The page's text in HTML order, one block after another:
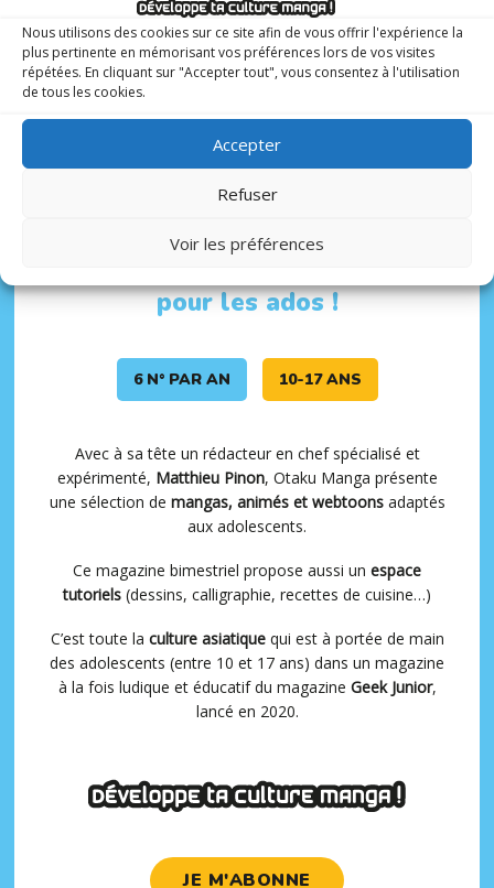
Nous utilisons des cookies sur ce site afin de vous offrir l'expérience la
plus pertinente en mémorisant vos préférences lors de vos visites
répétées. En cliquant sur "Accepter tout", vous consentez à l'utilisation
de tous les cookies.
Accepter
Refuser
Voir les préférences
Otaku Manga :
pour les ados !
6 N° PAR AN 10-17 ANS
Avec à sa tête un rédacteur en chef spécialisé et
expérimenté, Matthieu Pinon, Otaku Manga présente
une sélection de mangas, animés et webtoonsadaptés
aux adolescents.
Ce magazine bimestriel propose aussi un espace
tutoriels (dessins, calligraphie, recettes de cuisine…)
C’est toute la culture asiatiquequi est à portée de main
des adolescents (entre 10 et 17 ans) dans un magazine
à la fois ludique et éducatif du magazine Geek Junior,
lancé en 2020.
JE M'ABONNE